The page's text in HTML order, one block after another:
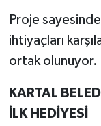
Proje
ihtiyaçları
ortak olunuyor.
KARTAL
İLK HEDİYESİ